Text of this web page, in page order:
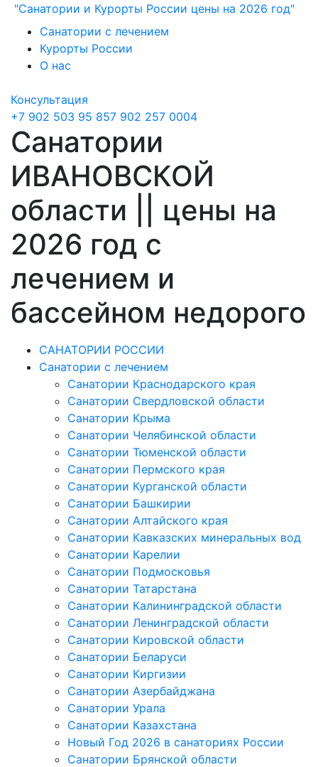
"Санатории и Курорты России цены на 2026 год"
Санатории с лечением
Курорты России
О нас
Консультация
+7 902 503 95 857 902 257 0004
Санатории
ИВАНОВСКОЙ
области || цены на
2026 год с
лечением и
бассейном недорого
САНАТОРИИ РОССИИ
Санатории с лечением
Санатории Краснодарского края
Санатории Свердловской области
Санатории Крыма
Санатории Челябинской области
Санатории Тюменской области
Санатории Пермского края
Санатории Курганской области
Санатории Башкирии
Санатории Алтайского края
Санатории Кавказских минеральных вод
Санатории Карелии
Санатории Подмосковья
Санатории Татарстана
Санатории Калининградской области
Санатории Ленинградской области
Санатории Кировской области
Санатории Беларуси
Санатории Киргизии
Санатории Азербайджана
Санатории Урала
Санатории Казахстана
Новый Год 2026 в санаториях России
Санатории Брянской области